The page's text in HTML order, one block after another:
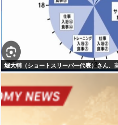
堀大輔（ショートスリーパー代表）さん、